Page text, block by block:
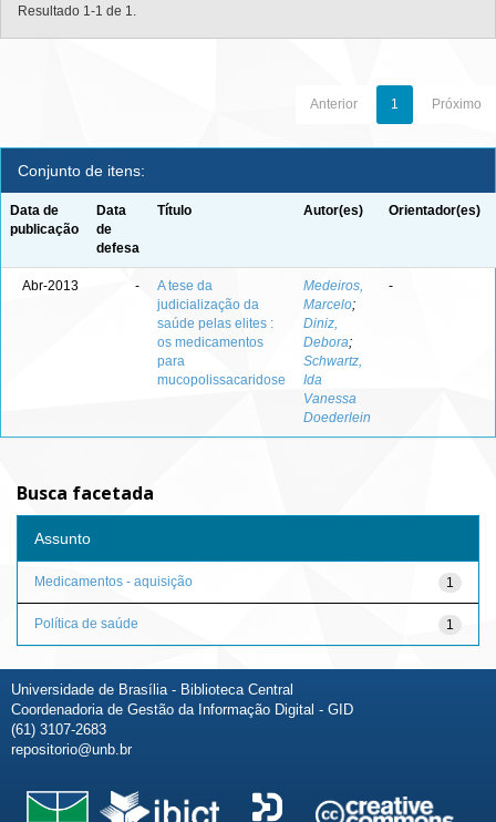
Resultado 1-1 de 1.
Anterior 1 Próximo
Conjunto de itens:
Data de
publicação
Data
de
defesa
Título Autor(es) Orientador(es)
Abr-2013 -
A tese da
judicialização da
saúde pelas elites :
os medicamentos
para
mucopolissacaridose
Medeiros,
Marcelo;
Diniz,
Debora;
Schwartz,
Ida
Vanessa
Doederlein
-
Busca facetada
Assunto
1
Medicamentos - aquisição
1
Política de saúde
Universidade de Brasília - Biblioteca Central
Coordenadoria de Gestão da Informação Digital - GID
(61) 3107-2683
repositorio@unb.br